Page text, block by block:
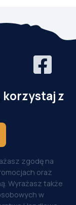
korzystaj z
zgodę na
oraz
Wyrażasz także
w